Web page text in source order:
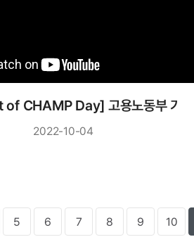
CHAMP Day] 고용노동부 기업
2022-10-04
5 6 7 8 9 10